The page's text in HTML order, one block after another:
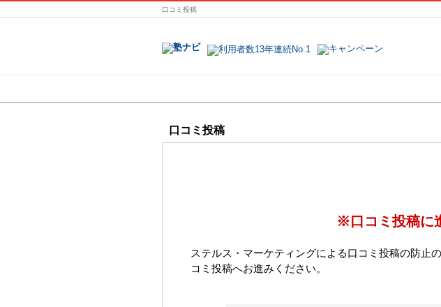
口コミ投稿
口コミ投稿
※口コミ投稿に
ステルス・マーケティングによる口コミ投稿の防止
コミ投稿へお進みください。